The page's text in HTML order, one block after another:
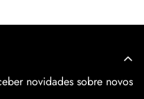
novidades sobre novos